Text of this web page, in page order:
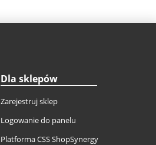
Dla sklepów
Zarejestruj sklep
Logowanie do panelu
Platforma CSS ShopSynergy